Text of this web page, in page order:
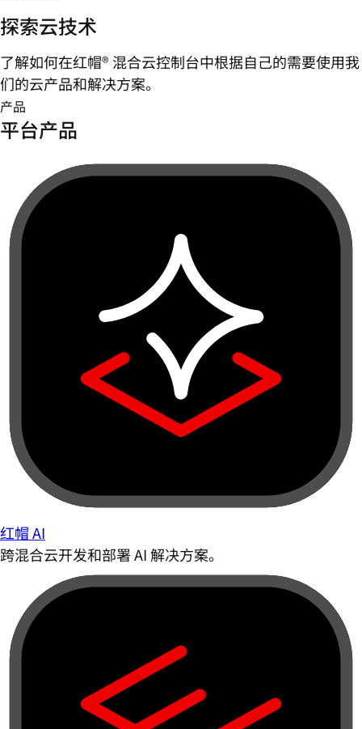
探索云技术
了解如何在红帽® 混合云控制台中根据自己的需要使用我
们的云产品和解决方案。
产品
平台产品
红帽 AI
跨混合云开发和部署 AI 解决方案。